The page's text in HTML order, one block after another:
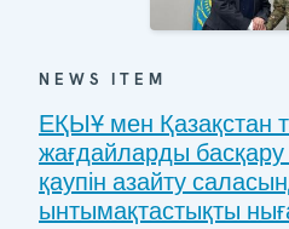
NEWS ITEM
ЕҚЫҰ мен Қазақстан
жағдайларды
қаупін азайту
ынтымақтастықты